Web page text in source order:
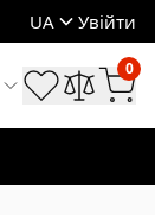
UA Увійти
0